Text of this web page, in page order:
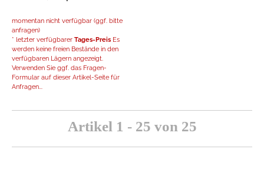
momentan nicht verfügbar (ggf. bitte
anfragen)
* letzter verfügbarer Tages-Preis Es
werden keine freien Bestände in den
verfügbaren Lägern angezeigt.
Verwenden Sie ggf. das Fragen-
Formular auf dieser Artikel-Seite für
Anfragen...
Artikel 1 - 25 von 25